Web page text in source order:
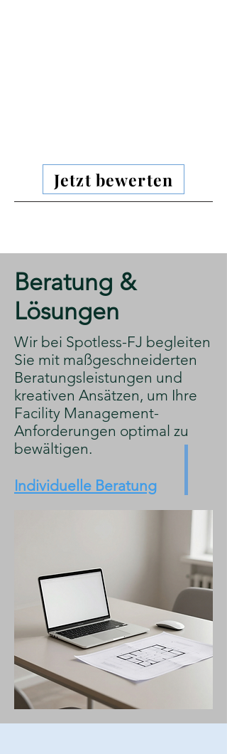
Jetzt bewerten
​Beratung &
Lösungen
​Wir bei Spotless-FJ begleiten
Sie mit maßgeschneiderten
Beratungsleistungen und
kreativen Ansätzen, um Ihre
Facility Management-
Anforderungen optimal zu
bewältigen.
Individuelle Beratung